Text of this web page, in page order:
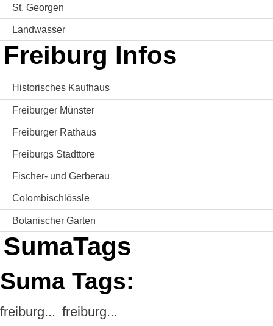
St. Georgen
Landwasser
Freiburg Infos
Historisches Kaufhaus
Freiburger Münster
Freiburger Rathaus
Freiburgs Stadttore
Fischer- und Gerberau
Colombischlössle
Botanischer Garten
SumaTags
Suma Tags:
freiburg... freiburg...